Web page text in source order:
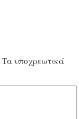
Τα υποχρεωτικά